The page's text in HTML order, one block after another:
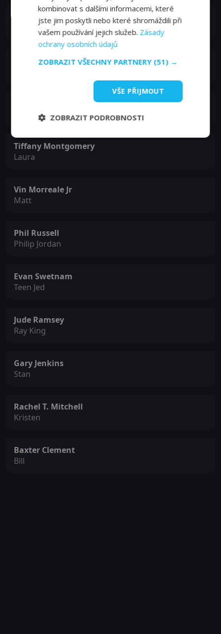
Ana Aguilar
Concert Fan (as Ana Quintana)
Sonny Burnette
Mr. Harrison
Tiffany Montgomery
Laura
Vin Morreale Jr
Matt
Phil Russell
Philip Jordan
Evan Swetnam
Teen Jed
Jude Ramsey
Ray King
Gary Jenkins
Stan
Rachel T. Mitchell
Kristen
Baxter Clement
Bill
kombinovat s dalšími informacemi, které
jste jim poskytli nebo které shromáždili při
vašem používání jejich služeb. Zásady
ochrany osobních údajů
ZOBRAZIT VŠECHNY PARTNERY (51) →
VŠE PŘIJMOUT
ZOBRAZIT PODROBNOSTI